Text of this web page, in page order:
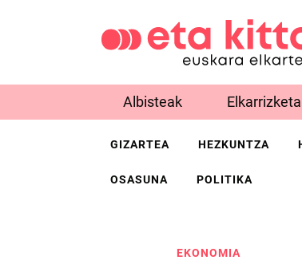
Albisteak
GIZARTEA HEZKUNTZA
OSASUNA POLITIKA
EKONOMIA